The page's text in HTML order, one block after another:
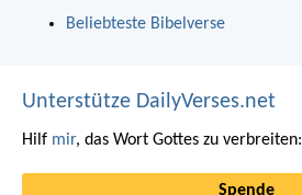
Beliebteste Bibelverse
Unterstütze DailyVerses.net
Hilf mir, das Wort Gottes zu verbreiten:
Spende